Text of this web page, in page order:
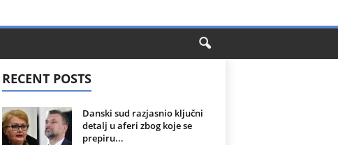
RECENT POSTS
Danski sud razjasnio ključni
detalj u aferi zbog koje se
prepiru...